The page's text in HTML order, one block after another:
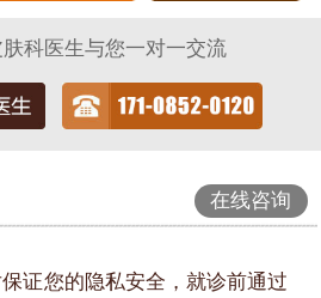
科医生与您一对一交流
在线咨询
证您的隐私安全，就诊前通过